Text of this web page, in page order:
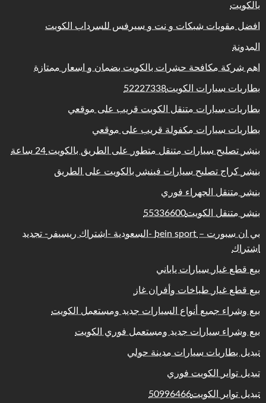
بالكويت
افضل مقويات شبكات و نت و سيرفس للسرداب الكويت
المدونة
اهم شركة مكافحة حشرات بالكويت بضمان و اسعار ممتازة
بطاريات سيارات الكويت52227338
بطاريات سيارات متنقل الكويت قريب على موقعي
بطاريات سيارات مكفولة قريب على موقعي
بنشر تصليح سيارات متنقل متطور على الطريق بالكويت 24 ساعة
بنشر كراج تصليح سيارات فينشر بالكويت على الطريق
بنشر متنقل الجهراء فوري
بنشر متنقل الكويت55336600
بي ان سبورت – bein sport -السعودية -اشتراك ريسيفر- تجديد
اشتراك
بيع قطع غيار سيارات ياباني
بيع قطع غيار طباخات وأفران غاز
بيع وشراء جميع أنواع السيارات جديد ومستعمل الكويت
بيع وشراء سيارات جديد ومستعمل فوري الكويت
تبديل بطاريات سيارات مدينة حولي
تبديل تواير الكويت فوري
تبديل تواير الكويت50996466